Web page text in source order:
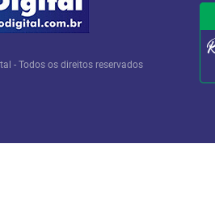
- Todos os direitos reservados